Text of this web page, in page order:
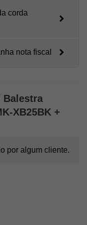
Atiradeiras, Bestas,
sem flechas,
a quebra do
corda
nota fiscal
Balestra
XB25BK +
por algum cliente.